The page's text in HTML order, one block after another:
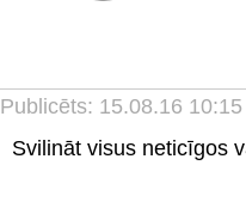
Publicēts: 15.08.16 10:15
Svilināt visus neticīgos